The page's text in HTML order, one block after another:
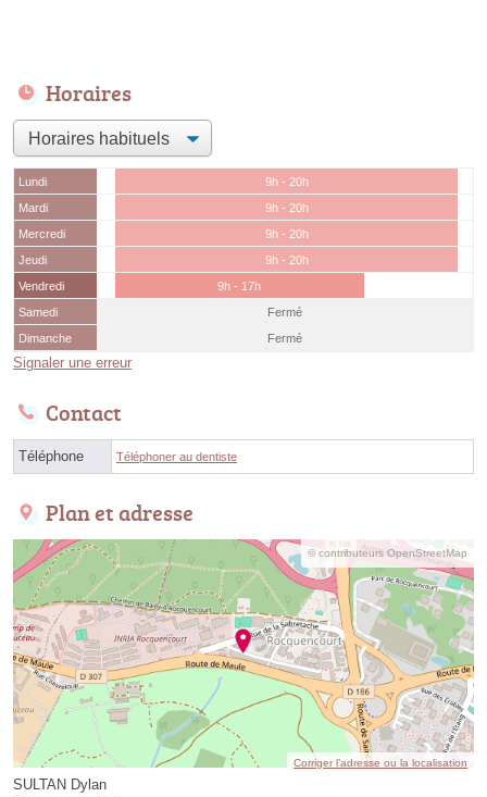
Horaires
Lundi
9h - 20h
Mardi
9h - 20h
Mercredi
9h - 20h
Jeudi
9h - 20h
Vendredi
9h - 17h
Samedi
Fermé
Dimanche
Fermé
Signaler une erreur
Contact
Téléphone Téléphoner au dentiste
Plan et adresse
© contributeurs OpenStreetMap
Corriger l’adresse ou la localisation
SULTAN Dylan